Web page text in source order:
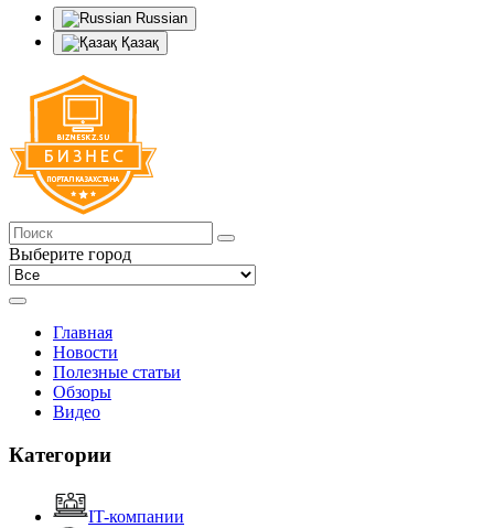
Russian
Қазақ
Выберите город
Главная
Новости
Полезные статьи
Обзоры
Видео
Категории
IT-компании